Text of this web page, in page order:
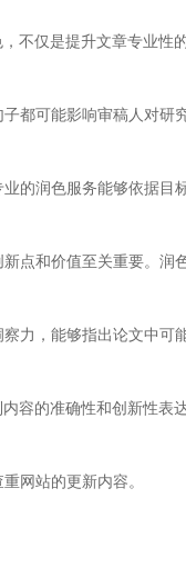
不仅是提升文章专业性
都可能影响审稿人对研
的润色服务能够依据目
点和价值至关重要。润
力，能够指出论文中可
容的准确性和创新性表
网站的更新内容。